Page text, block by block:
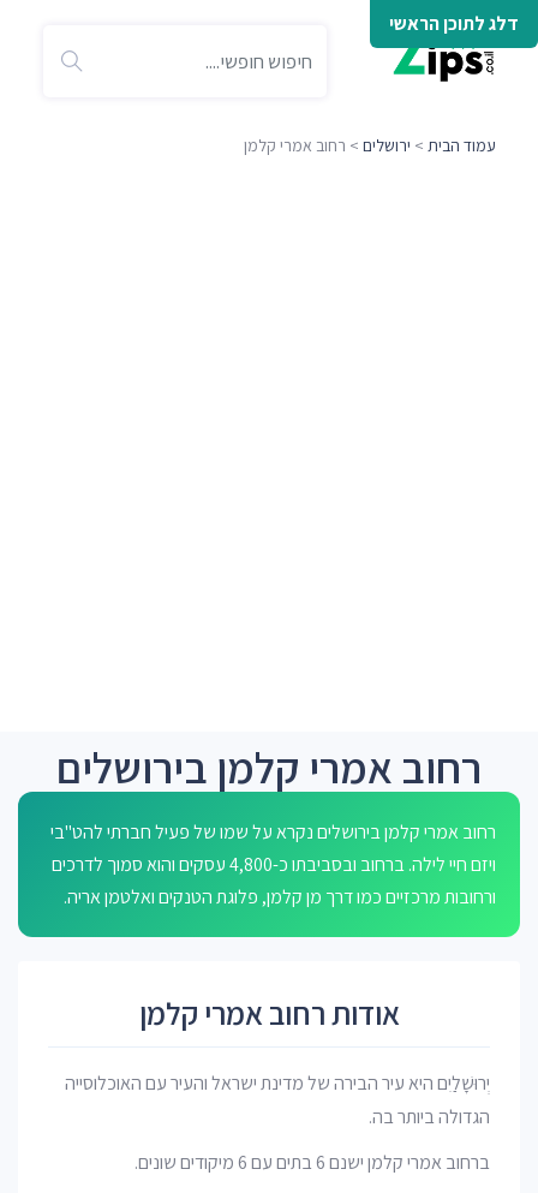
דלג לתוכן הראשי
עמוד הבית > ירושלים > רחוב אמרי קלמן
רחוב אמרי קלמן בירושלים
רחוב אמרי קלמן בירושלים נקרא על שמו של פעיל חברתי להט"בי
ויזם חיי לילה. ברחוב ובסביבתו כ-4,800 עסקים והוא סמוך לדרכים
ורחובות מרכזיים כמו דרך מן קלמן, פלוגת הטנקים ואלטמן אריה.
אודות רחוב אמרי קלמן
יְרוּשָׁלַיִם היא עיר הבירה של מדינת ישראל והעיר עם האוכלוסייה
הגדולה ביותר בה.
ברחוב אמרי קלמן ישנם 6 בתים עם 6 מיקודים שונים.